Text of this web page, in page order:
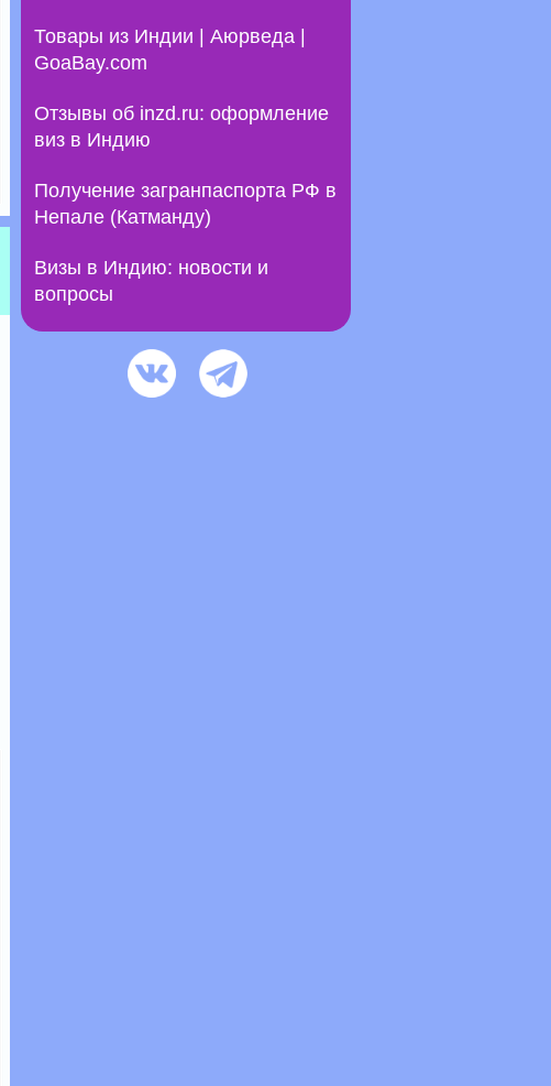
Товары из Индии | Аюрведа |
GoaBay.com
Отзывы об inzd.ru: оформление
виз в Индию
Получение загранпаспорта РФ в
Непале (Катманду)
Визы в Индию: новости и
вопросы